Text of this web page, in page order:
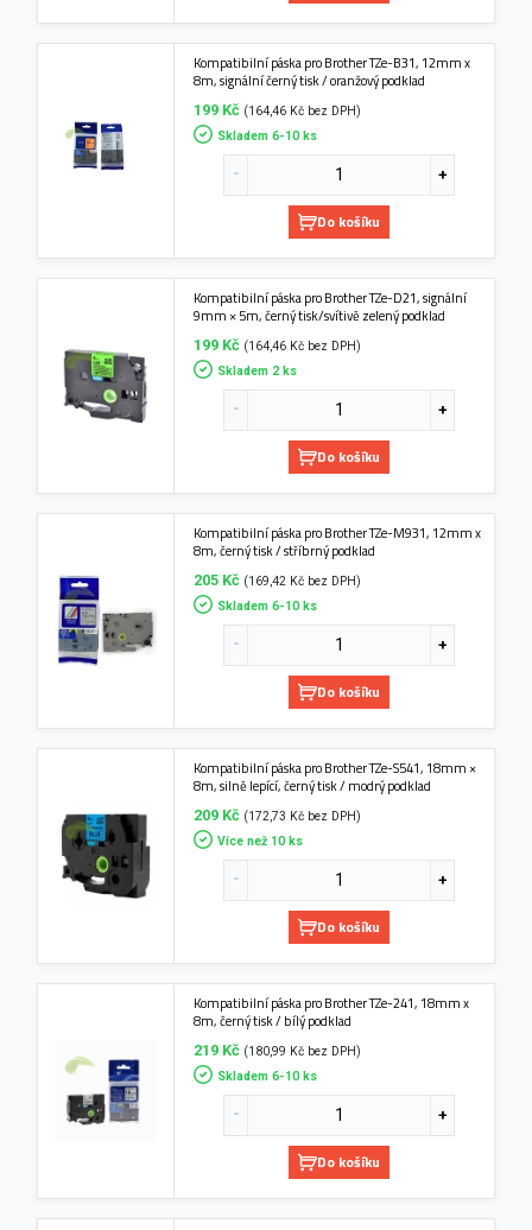
Kompatibilní páska pro Brother TZe-B31, 12mm x
8m, signální černý tisk / oranžový podklad
199 Kč (164,46 Kč bez DPH)
Skladem 6-10 ks
Do košíku
Kompatibilní páska pro Brother TZe-D21, signální
9mm × 5m, černý tisk/svítivě zelený podklad
199 Kč (164,46 Kč bez DPH)
Skladem 2 ks
Do košíku
Kompatibilní páska pro Brother TZe-M931, 12mm x
8m, černý tisk / stříbrný podklad
205 Kč (169,42 Kč bez DPH)
Skladem 6-10 ks
Do košíku
Kompatibilní páska pro Brother TZe-S541, 18mm ×
8m, silně lepící, černý tisk / modrý podklad
209 Kč (172,73 Kč bez DPH)
Více než 10 ks
Do košíku
Kompatibilní páska pro Brother TZe-241, 18mm x
8m, černý tisk / bílý podklad
219 Kč (180,99 Kč bez DPH)
Skladem 6-10 ks
Do košíku